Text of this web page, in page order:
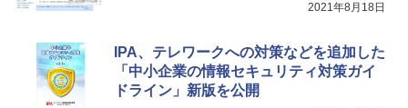
2021年8月18日
IPA、テレワークへの対策などを追加した
「中小企業の情報セキュリティ対策ガイ
ドライン」新版を公開